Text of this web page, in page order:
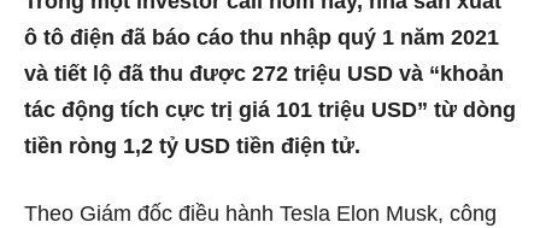
ô tô điện đã báo cáo thu nhập quý 1 năm 2021
và tiết lộ đã thu được 272 triệu USD và “khoản
tác động tích cực trị giá 101 triệu USD” từ dòng
tiền ròng 1,2 tỷ USD tiền điện tử.
Theo Giám đốc điều hành Tesla Elon Musk, công